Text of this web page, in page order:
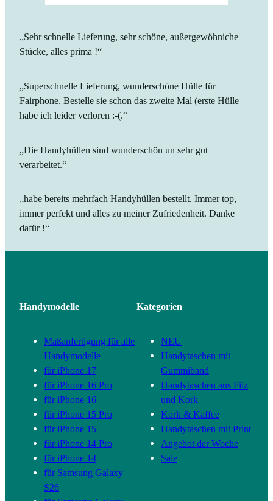
„Sehr schnelle Lieferung, sehr schöne, außergewöhniche
Stücke, alles prima !“
„Superschnelle Lieferung, wunderschöne Hülle für
Fairphone. Bestelle sie schon das zweite Mal (erste Hülle
habe ich leider verloren :-(.“
„Die Handyhüllen sind wunderschön un sehr gut
verarbeitet.“
„habe bereits mehrfach Handyhüllen bestellt. Immer top,
immer perfekt und alles zu meiner Zufriedenheit. Danke
dafür !“
Handymodelle
Maßanfertigung für alle
Handymodelle
für iPhone 17
für iPhone 16 Pro
für iPhone 16
für iPhone 15 Pro
für iPhone 15
für iPhone 14 Pro
für iPhone 14
für Samsung Galaxy
S26
Kategorien
NEU
Handytaschen mit
Gummiband
Handytaschen aus Filz
und Kork
Kork & Kaffee
Handytaschen mit Print
Angebot der Woche
Sale